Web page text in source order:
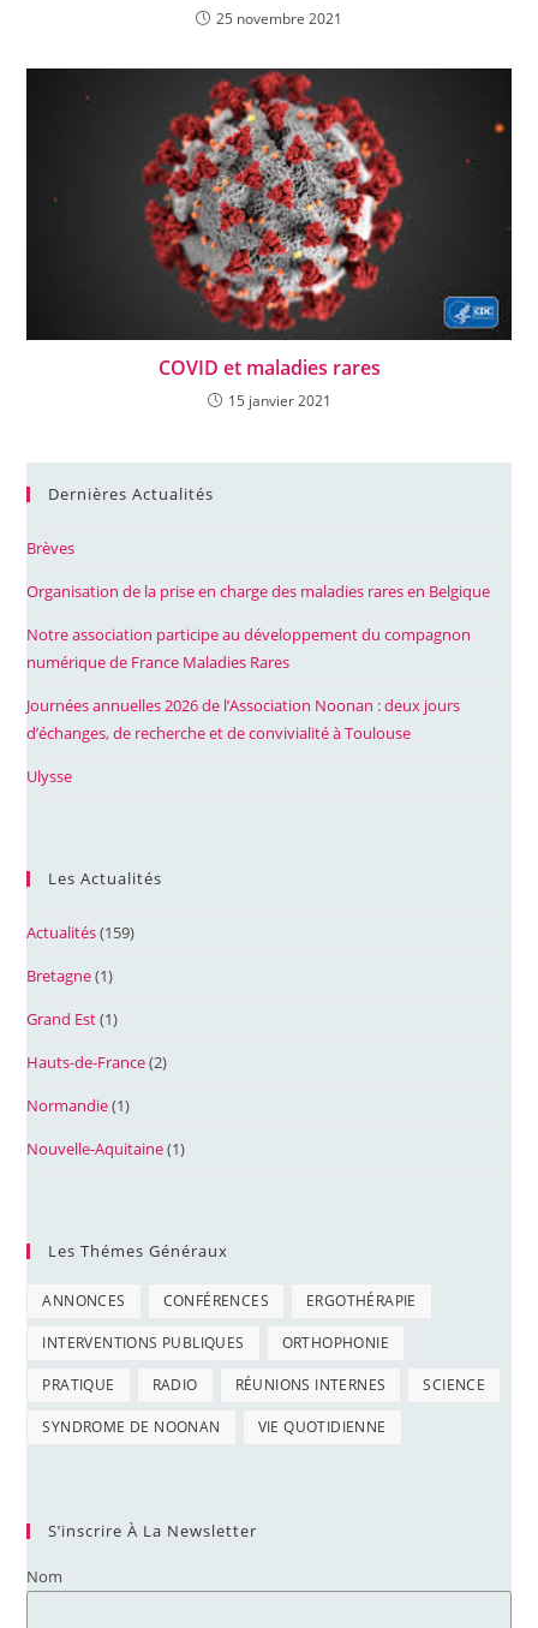
25 novembre 2021
COVID et maladies rares
15 janvier 2021
Dernières Actualités
Brèves
Organisation de la prise en charge des maladies rares en Belgique
Notre association participe au développement du compagnon
numérique de France Maladies Rares
Journées annuelles 2026 de l’Association Noonan : deux jours
d’échanges, de recherche et de convivialité à Toulouse
Ulysse
Les Actualités
Actualités(159)
Bretagne(1)
Grand Est(1)
Hauts-de-France(2)
Normandie(1)
Nouvelle-Aquitaine(1)
Les Thémes Généraux
ANNONCES CONFÉRENCES ERGOTHÉRAPIE
INTERVENTIONS PUBLIQUES ORTHOPHONIE
PRATIQUE RADIO RÉUNIONS INTERNES SCIENCE
SYNDROME DE NOONAN VIE QUOTIDIENNE
S’inscrire À La Newsletter
Nom